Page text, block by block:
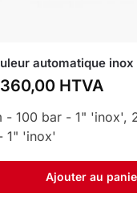
automatique inox
HTVA
Ajouter au
- 100 bar - 1" 'inox',
1" 'inox'